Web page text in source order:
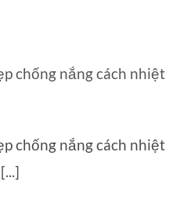
chống nắng cách nhiệt
chống nắng cách nhiệt